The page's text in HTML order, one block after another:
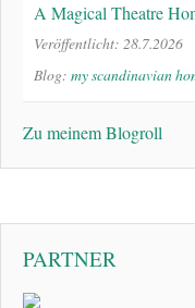
A Magical Theatre
Veröffentlicht: 28.7.2026
Blog: my scandinavian
Zu meinem Blogroll
PARTNER